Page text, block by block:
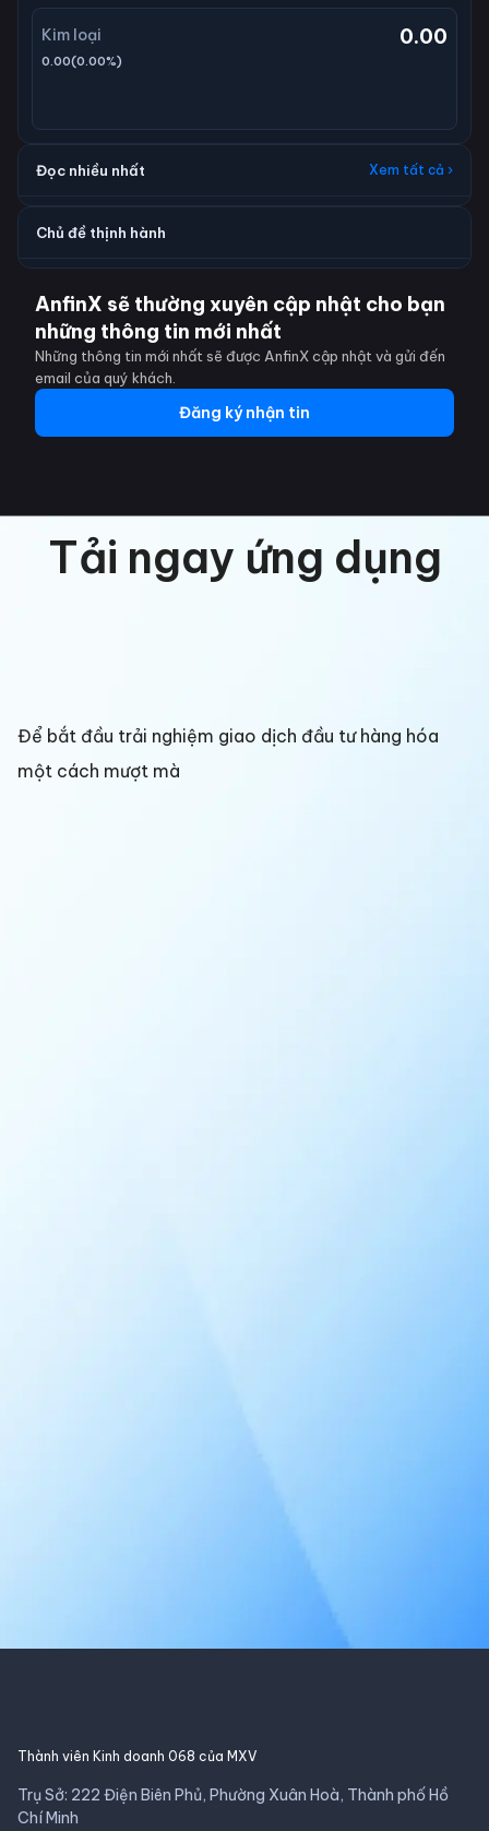
Kim loại 0.00
0.00(0.00%)
Đọc nhiều nhất Xem tất cả ›
Chủ đề thịnh hành
AnfinX sẽ thường xuyên cập nhật cho bạn
những thông tin mới nhất
Những thông tin mới nhất sẽ được AnfinX cập nhật và gửi đến
email của quý khách.
Đăng ký nhận tin
Tải ngay ứng dụng
Để bắt đầu trải nghiệm giao dịch đầu tư hàng hóa
một cách mượt mà
Thành viên Kinh doanh 068 của MXV
Trụ Sở: 222 Điện Biên Phủ, Phường Xuân Hoà, Thành phố Hồ
Chí Minh